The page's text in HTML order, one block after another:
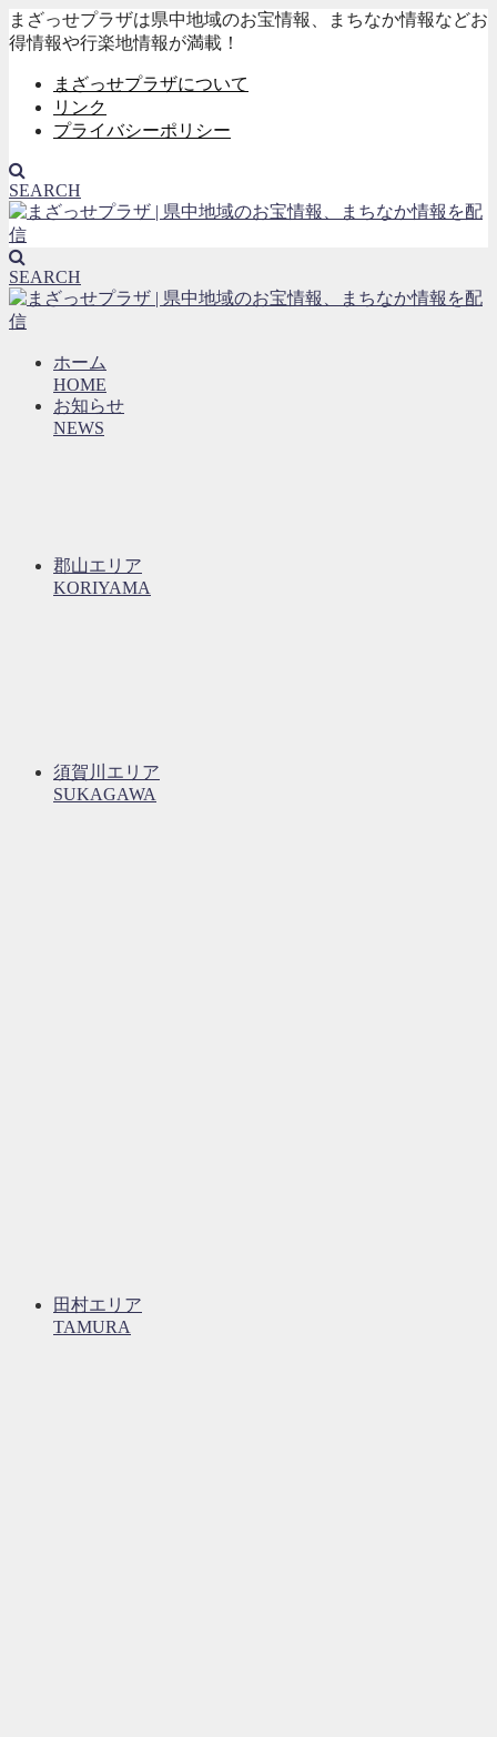
まざっせプラザは県中地域のお宝情報、まちなか情報などお
得情報や行楽地情報が満載！
まざっせプラザについて
リンク
プライバシーポリシー
SEARCH
SEARCH
ホーム
HOME
お知らせ
NEWS
郡山エリア
KORIYAMA
須賀川エリア
SUKAGAWA
田村エリア
TAMURA